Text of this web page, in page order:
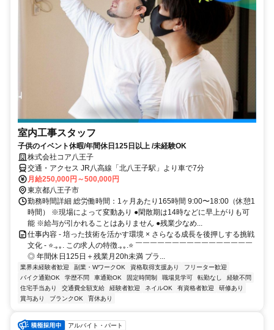
室内工事スタッフ
子供のイベント休暇/年間休日125日以上 /未経験OK
株式会社コア八王子
交通・アクセス JR八高線「北八王子駅」より車で7分
月給250,000円～500,000円
東京都八王子市
勤務時間詳細 総労働時間：1ヶ月あたり165時間 9:00〜18:00（休憩1
時間） ※現場によって変動あり ●閑散期は14時などに早上がりも可
能 ※給与が引かれることはありません ●残業少なめ...
仕事内容 - 培った技術を活かす環境 × さらなる成長を後押しする挑戦
文化 - ⭐.｡｡. この求人の特徴.｡｡.⭐ ￣￣￣￣￣￣￣￣￣￣￣￣￣￣￣￣
◎ 年間休日125日＋残業月20h未満 プラ...
業界未経験者歓迎 副業・WワークOK 資格取得支援あり
フリーター歓迎
バイク通勤OK
学歴不問 車通勤OK 固定時間制 職場見学可 転勤なし
経験不問
住宅手当あり
交通費全額支給 経験者歓迎 ネイルOK 有資格者歓迎
研修あり
賞与あり
ブランクOK 育休あり
アルバイト・パート